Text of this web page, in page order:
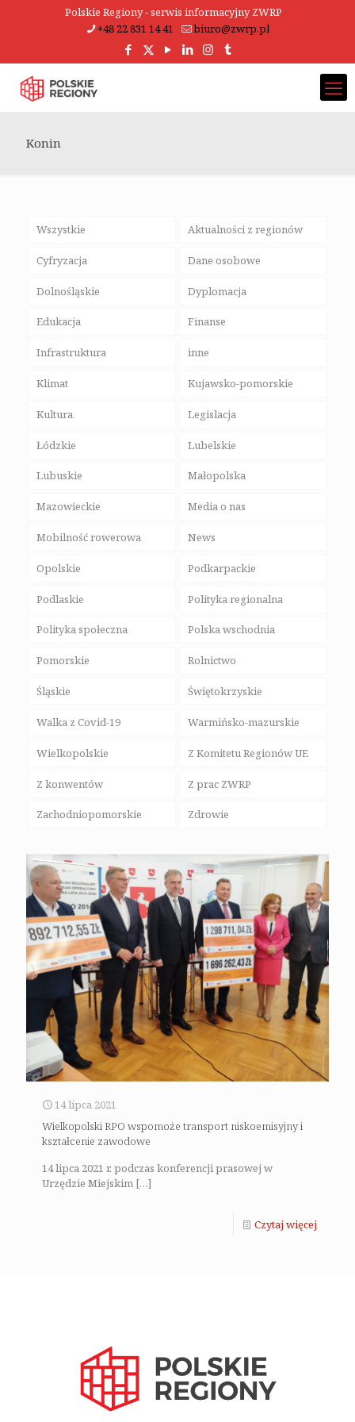
Polskie Regiony - serwis informacyjny ZWRP
+48 22 831 14 41
biuro@zwrp.pl
Konin
Wszystkie Aktualności z regionów
Cyfryzacja Dane osobowe
Dolnośląskie Dyplomacja
Edukacja Finanse
Infrastruktura inne
Klimat Kujawsko-pomorskie
Kultura Legislacja
Łódzkie Lubelskie
Lubuskie Małopolska
Mazowieckie Media o nas
Mobilność rowerowa News
Opolskie Podkarpackie
Podlaskie Polityka regionalna
Polityka społeczna Polska wschodnia
Pomorskie Rolnictwo
Śląskie Świętokrzyskie
Walka z Covid-19 Warmińsko-mazurskie
Wielkopolskie Z Komitetu Regionów UE
Z konwentów Z prac ZWRP
Zachodniopomorskie Zdrowie
14 lipca 2021
Wielkopolski RPO wspomoże transport niskoemisyjny i
kształcenie zawodowe
14 lipca 2021 r. podczas konferencji prasowej w
Urzędzie Miejskim […]
Czytaj więcej